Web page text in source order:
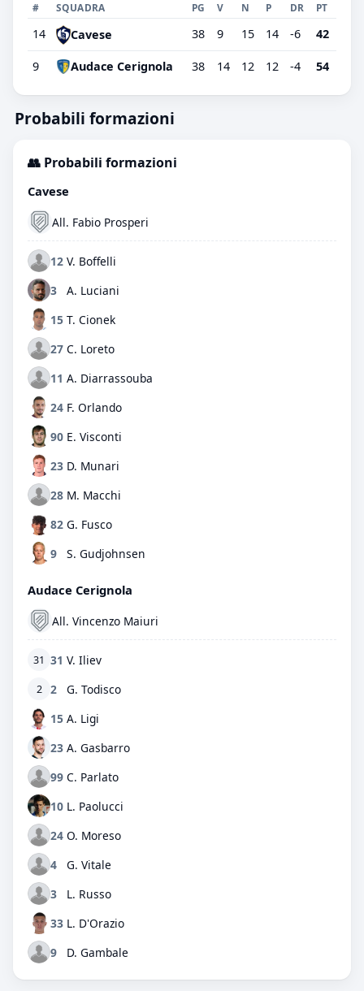
# SQUADRA PG V N P DR PT
14 Cavese 38 9 15 14 -6 42
9 Audace Cerignola 38 14 12 12 -4 54
Probabili formazioni
👥 Probabili formazioni
Cavese
All. Fabio Prosperi
12 V. Boffelli
3
A. Luciani
15 T. Cionek
27 C. Loreto
11 A. Diarrassouba
24 F. Orlando
90 E. Visconti
23 D. Munari
28 M. Macchi
82 G. Fusco
9
S. Gudjohnsen
Audace Cerignola
All. Vincenzo Maiuri
31 31 V. Iliev
2 2
G. Todisco
15 A. Ligi
23 A. Gasbarro
99 C. Parlato
10 L. Paolucci
24 O. Moreso
4
G. Vitale
3
L. Russo
33 L. D'Orazio
9
D. Gambale